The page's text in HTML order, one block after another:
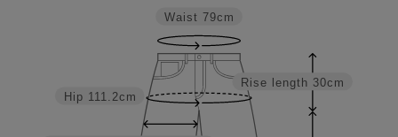
Rise length 30cm
Hip 111.2cm
Waist 79cm